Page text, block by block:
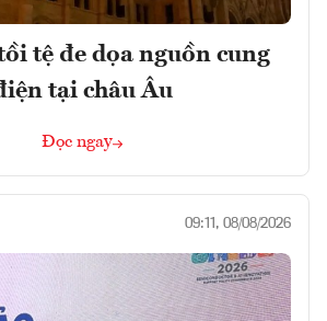
tệ đe dọa nguồn cung
tại châu Âu
Đọc ngay
09:11, 08/08/2026